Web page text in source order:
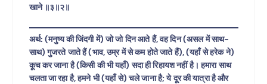
खाने ॥३॥२॥
अर्थ: (मनुष्य की जिंदगी में) जो जो दिन आते हैं, वह दिन (असल में साथ-
साथ) गुजरते जाते हैं (भाव, उम्र में से कम होते जाते हैं), (यहाँ से हरेक ने)
कूच कर जाना है (किसी की भी यहाँ) सदा ही रिहायश नहीं है। हमारा साथ
चलता जा रहा है, हमने भी (यहाँ से) चले जाना है; ये दूर की यात्रा है और